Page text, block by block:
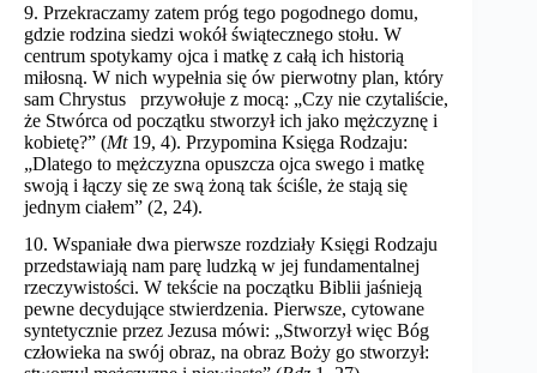
9. Przekraczamy zatem próg tego pogodnego domu,
gdzie rodzina siedzi wokół świątecznego stołu. W
centrum spotykamy ojca i matkę z całą ich historią
miłosną. W nich wypełnia się ów pierwotny plan, który
sam Chrystus przywołuje z mocą: „Czy nie czytaliście,
że Stwórca od początku stworzył ich jako mężczyznę i
kobietę?” (Mt19, 4). Przypomina Księga Rodzaju:
„Dlatego to mężczyzna opuszcza ojca swego i matkę
swoją i łączy się ze swą żoną tak ściśle, że stają się
jednym ciałem” (2, 24).
10. Wspaniałe dwa pierwsze rozdziały Księgi Rodzaju
przedstawiają nam parę ludzką w jej fundamentalnej
rzeczywistości. W tekście na początku Biblii jaśnieją
pewne decydujące stwierdzenia. Pierwsze, cytowane
syntetycznie przez Jezusa mówi: „Stworzył więc Bóg
człowieka na swój obraz, na obraz Boży go stworzył: